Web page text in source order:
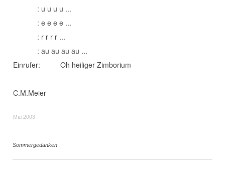
: u u u u ...
: e e e e ...
: r r r r ...
: au au au au ...
Einrufer: Oh heiliger Zimborium
C.M.Meier
Mai 2003
Sommergedanken